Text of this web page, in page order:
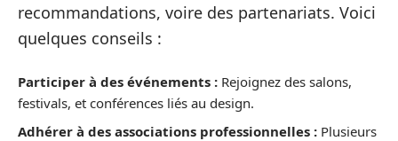
recommandations, voire des partenariats. Voici
quelques conseils :
Participer à des événements : Rejoignez des salons,
festivals, et conférences liés au design.
Adhérer à des associations professionnelles : Plusieurs